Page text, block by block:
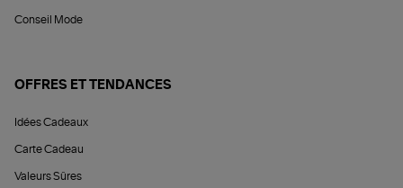
Conseil Mode
OFFRES ET TENDANCES
Idées Cadeaux
Carte Cadeau
Valeurs Sûres